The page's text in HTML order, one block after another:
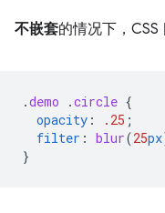
不嵌套的情况下，CSS
.demo .circle {
opacity : .25 ;
filter : blur(25px
}